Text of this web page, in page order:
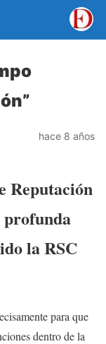
hace 8 años
Reputación
profunda
la RSC
para que
dentro de la